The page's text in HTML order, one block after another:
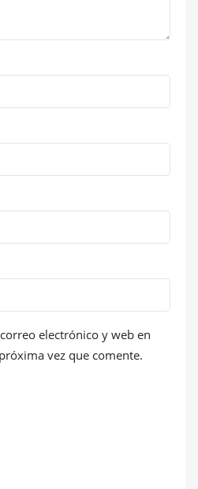
electrónico y web en
vez que comente.